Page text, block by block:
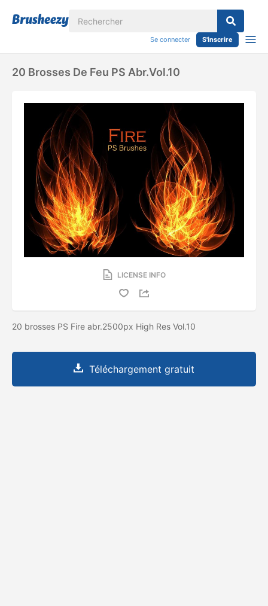
Se connecter S'inscrire
20 Brosses De Feu PS Abr.Vol.10
LICENSE INFO
20 brosses PS Fire abr.2500px High Res Vol.10
Téléchargement gratuit